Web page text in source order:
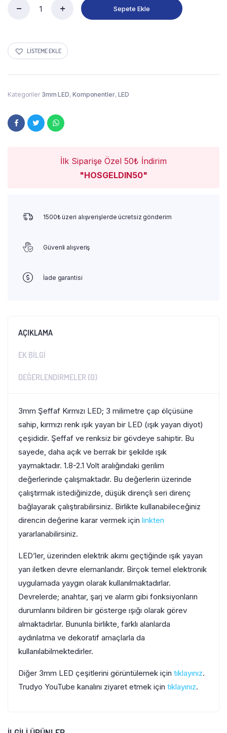
Sepete Ekle
LISTEME EKLE
Kategoriler 3mm LED, Komponentler, LED
İlk Siparişe Özel 50₺ İndirim
"HOSGELDIN50"
1500₺ üzeri alışverişlerde ücretsiz gönderim
Güvenli alışveriş
İade garantisi
AÇIKLAMA
EK BILGI
DEĞERLENDIRMELER (0)
3mm Şeffaf Kırmızı LED; 3 milimetre çap ölçüsüne
sahip, kırmızı renk ışık yayan bir LED (ışık yayan diyot)
çeşididir. Şeffaf ve renksiz bir gövdeye sahiptir. Bu
sayede, daha açık ve berrak bir şekilde ışık
yaymaktadır. 1.8-2.1 Volt aralığındaki gerilim
değerlerinde çalışmaktadır. Bu değerlerin üzerinde
çalıştırmak istediğinizde, düşük dirençli seri direnç
bağlayarak çalıştırabilirsiniz. Birlikte kullanabileceğiniz
direncin değerine karar vermek için linkten
yararlanabilirsiniz.
LED’ler, üzerinden elektrik akımı geçtiğinde ışık yayan
yarı iletken devre elemanlarıdır. Birçok temel elektronik
uygulamada yaygın olarak kullanılmaktadırlar.
Devrelerde; anahtar, şarj ve alarm gibi fonksiyonların
durumlarını bildiren bir gösterge ışığı olarak görev
almaktadırlar. Bununla birlikte, farklı alanlarda
aydınlatma ve dekoratif amaçlarla da
kullanılabilmektedirler.
Diğer 3mm LED çeşitlerini görüntülemek için tıklayınız.
Trudyo YouTube kanalını ziyaret etmek için tıklayınız.